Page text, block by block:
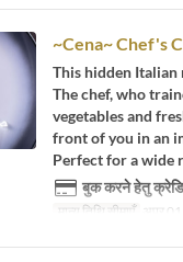
~Cena~ Chef's
This hidden Italian
The chef, who
vegetables and
front of you in an
Perfect for a wide
बुक करने हेतु
मान्य तिथि सीमाएँ अप्र 01 ~